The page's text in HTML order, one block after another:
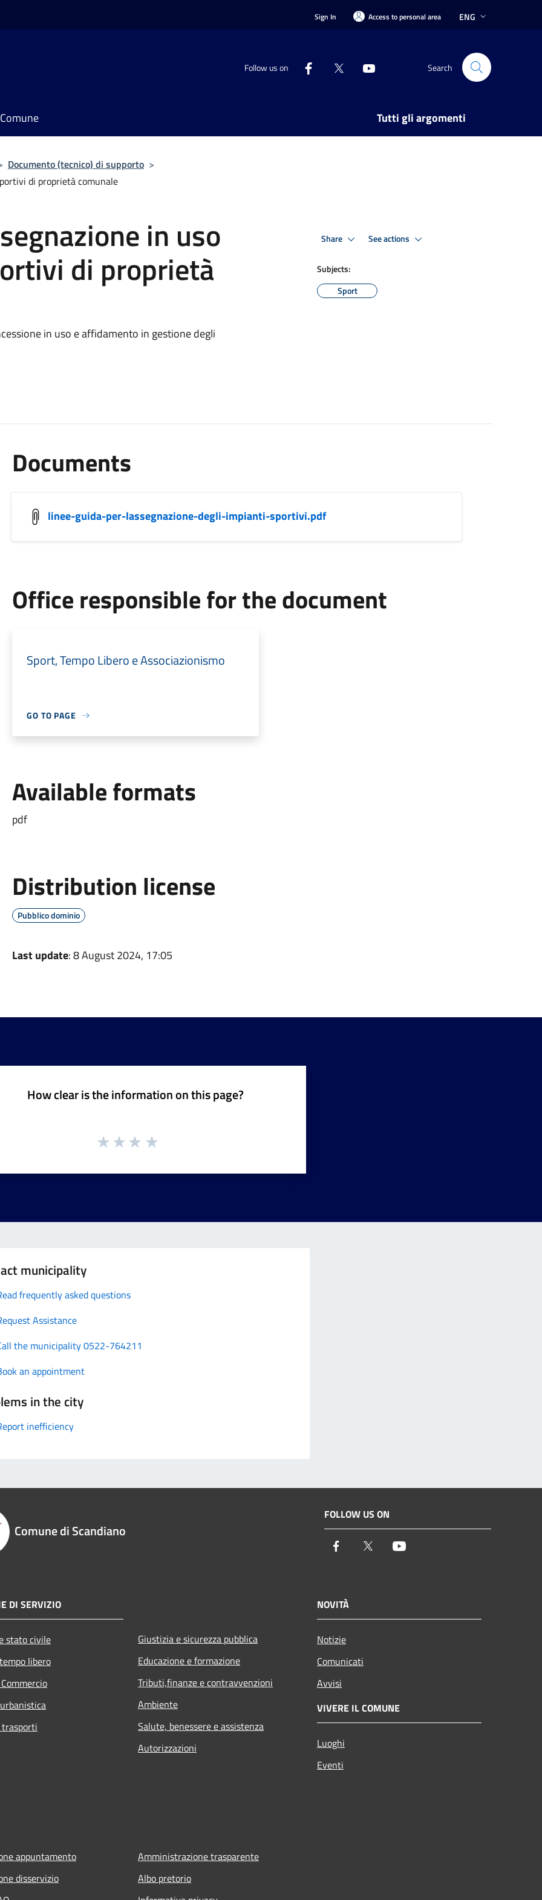
Sign In Access to personal area ENG
Follow us on Search
Tutti gli argomenti
Documento (tecnico) di supporto >
di proprietà comunale
in uso
di proprietà
in uso e affidamento in gestione degli
Share See actions
Subjects:
Sport
Documents
linee-guida-per-lassegnazione-degli-impianti-sportivi.pdf
Office responsible for the document
Sport, Tempo Libero e Associazionismo
GO TO PAGE
Available formats
pdf
Distribution license
Pubblico dominio
Last update: 8 August 2024, 17:05
How clear is the information on this page?
municipality
frequently asked questions
Assistance
the municipality 0522-764211
an appointment
in the city
inefficiency
Comune di Scandiano
FOLLOW US ON
Facebook Twitter
DI SERVIZIO
stato civile
libero
Giustizia e sicurezza pubblica
Educazione e formazione
Tributi,finanze e contravvenzioni
Ambiente
Salute, benessere e assistenza
Autorizzazioni
NOVITÀ
Notizie
Comunicati
Avvisi
VIVERE IL COMUNE
Luoghi
Eventi
appuntamento
disservizio
Amministrazione trasparente
Albo pretorio